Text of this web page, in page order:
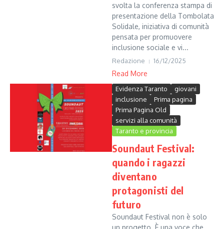
svolta la conferenza stampa di
presentazione della Tombolata
Solidale, iniziativa di comunità
pensata per promuovere
inclusione sociale e vi...
Redazione 16/12/2025
Read More
Evidenza Taranto
giovani
inclusione
Prima pagina
Prima Pagina Old
servizi alla comunità
Taranto e provincia
Soundaut Festival:
quando i ragazzi
diventano
protagonisti del
futuro
Soundaut Festival non è solo
un progetto. È una voce che